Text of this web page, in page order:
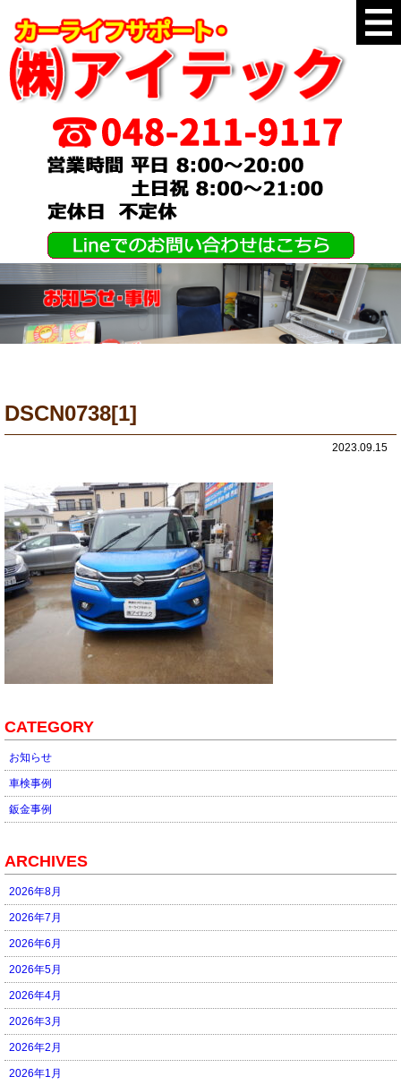
DSCN0738[1]
2023.09.15
CATEGORY
お知らせ
車検事例
鈑金事例
ARCHIVES
2026年8月
2026年7月
2026年6月
2026年5月
2026年4月
2026年3月
2026年2月
2026年1月